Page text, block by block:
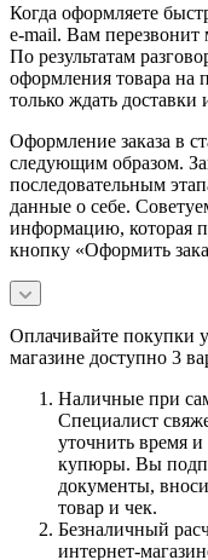
Когда оформляете
e-mail. Вам перезвонит
По результатам
оформления товара на
только ждать доставки
Оформление заказа в
следующим образом.
последовательным
данные о себе.
информацию, которая
кнопку «Оформить
Оплачивайте покупки
магазине доступно 3
Наличные при
Специалист
уточнить время и
купюры. Вы
документы,
товар и чек.
Безналичный
интернет-